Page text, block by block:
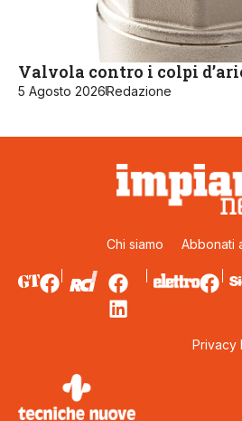
Valvola contro i colpi
5 Agosto 2026Redazione
Chi siamo Abbonati
Privacy